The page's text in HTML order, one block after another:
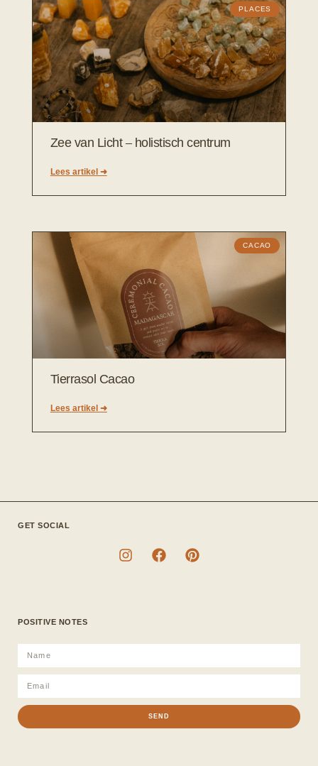
PLACES
Zee van Licht – holistisch centrum
Lees artikel ➜
CACAO
Tierrasol Cacao
Lees artikel ➜
GET SOCIAL
POSITIVE NOTES
SEND